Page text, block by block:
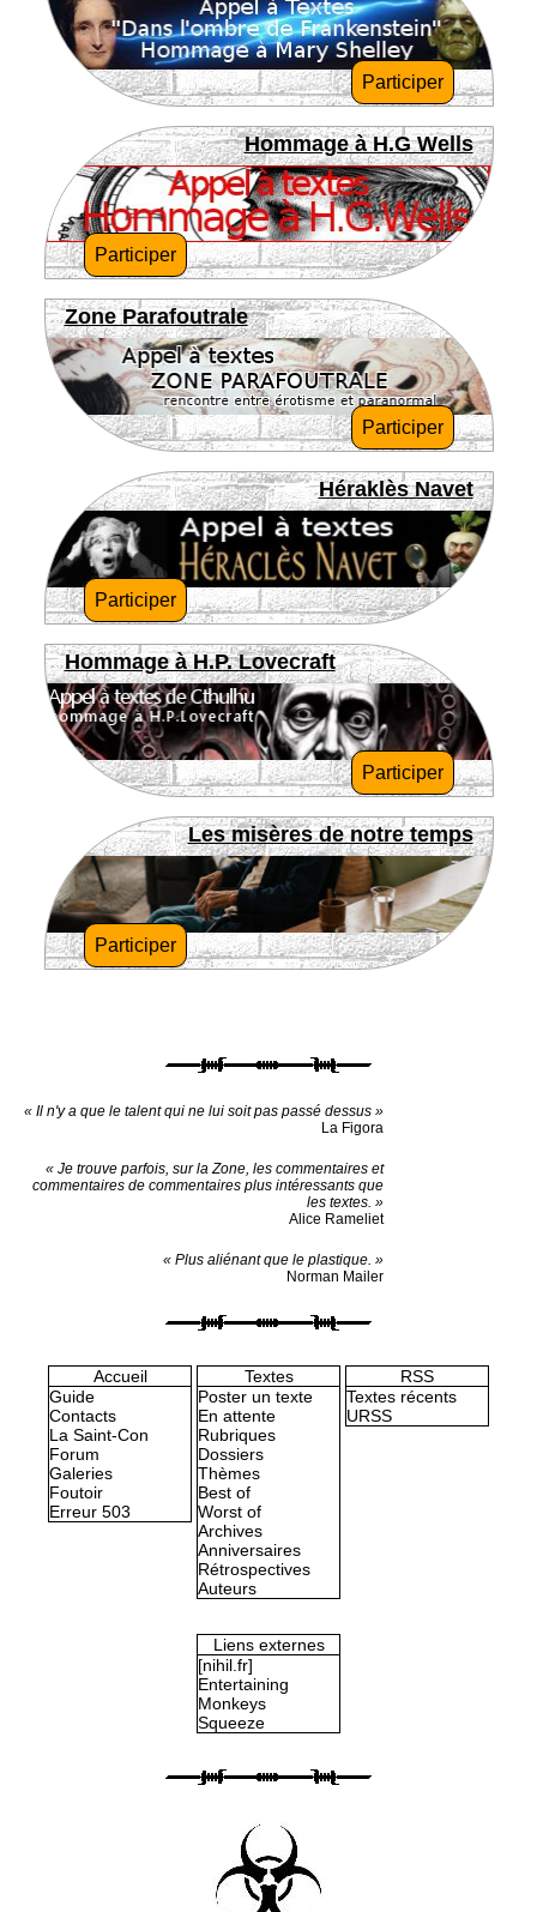
Participer
Hommage à H.G Wells
Participer
Zone Parafoutrale
Participer
Héraklès Navet
Participer
Hommage à H.P. Lovecraft
Participer
Les misères de notre temps
Participer
« Il n'y a que le talent qui ne lui soit pas passé dessus »
La Figora
« Je trouve parfois, sur la Zone, les commentaires et
commentaires de commentaires plus intéressants que
les textes. »
Alice Rameliet
« Plus aliénant que le plastique. »
Norman Mailer
Accueil
Guide
Contacts
La Saint-Con
Forum
Galeries
Foutoir
Erreur 503
Textes
Poster un texte
En attente
Rubriques
Dossiers
Thèmes
Best of
Worst of
Archives
Anniversaires
Rétrospectives
Auteurs
RSS
Textes récents
URSS
Liens externes
[nihil.fr]
Entertaining
Monkeys
Squeeze